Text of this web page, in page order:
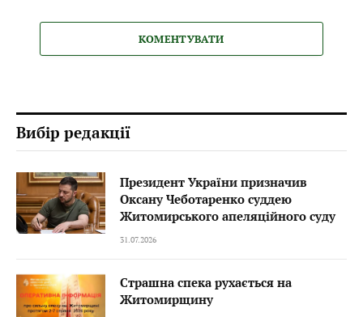
КОМЕНТУВАТИ
Вибір редакції
Президент України призначив
Оксану Чеботаренко суддею
Житомирського апеляційного суду
31.07.2026
Страшна спека рухається на
Житомирщину